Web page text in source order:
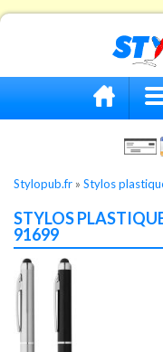
Stylopub.fr » Stylos
STYLOS
91699